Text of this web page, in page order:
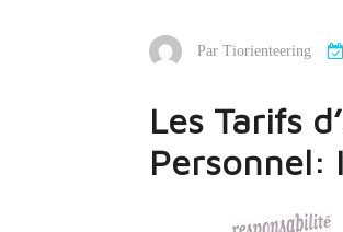
Par Tiorienteering
Les Tarifs
Personnel: